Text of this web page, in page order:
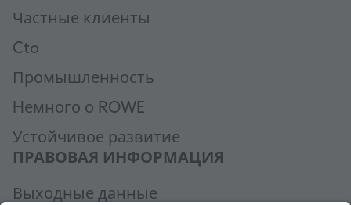
Частные клиенты
Cto
Промышленность
Hемного о ROWE
Устойчивое развитие
ПРАВОВАЯ ИНФОРМАЦИЯ
Выходные данные